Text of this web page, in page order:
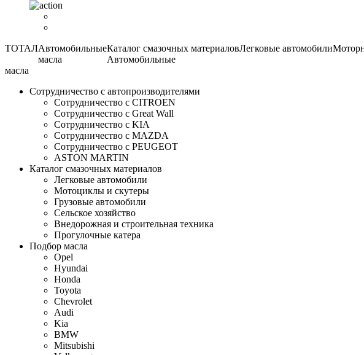
ТОТАЛАвтомобильные
масла
Каталог смазочных материаловЛегковые автомобили
Автомобильные
масла
Сотрудничество с автопроизводителями
Сотрудничество с CITROEN
Сотрудничество с Great Wall
Сотрудничество с KIA
Сотрудничество с MAZDA
Сотрудничество с PEUGEOT
ASTON MARTIN
Каталог смазочных материалов
Легковые автомобили
Мотоциклы и скутеры
Грузовые автомобили
Сельское хозяйство
Внедорожная и строительная техника
Прогулочные катера
Подбор масла
Opel
Hyundai
Honda
Toyota
Chevrolet
Audi
Kia
BMW
Mitsubishi